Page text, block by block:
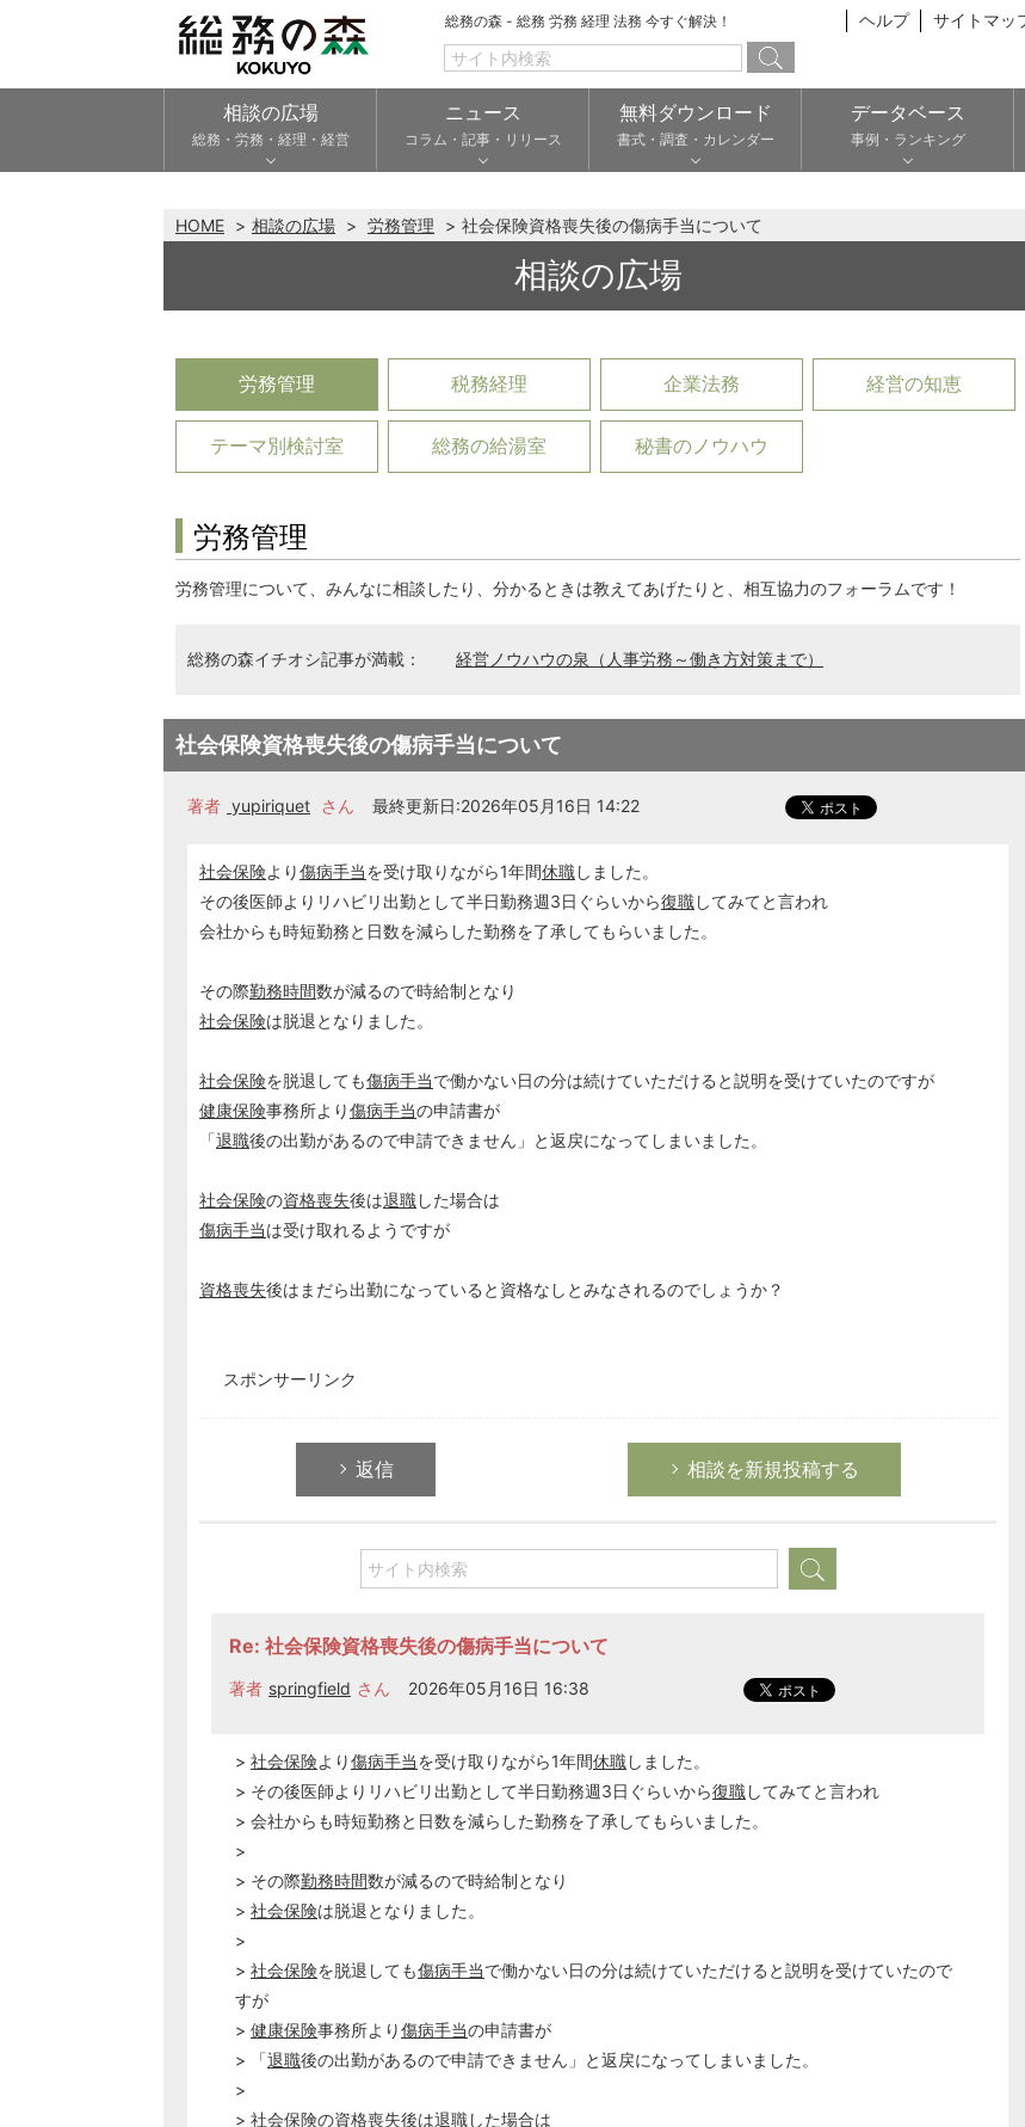
総務の森 - 総務 労務 経理 法務 今すぐ解決！ ヘルプ サイトマッ
相談の広場
総務・労務・経理・経営
ニュース
コラム・記事・リリース
無料ダウンロード
書式・調査・カレンダー
データベース
事例・ランキング
HOME 相談の広場 労務管理 社会保険資格喪失後の傷病手当について
相談の広場
労務管理 税務経理 企業法務 経営の知恵
テーマ別検討室 総務の給湯室 秘書のノウハウ
労務管理
労務管理について、みんなに相談したり、分かるときは教えてあげたりと、相互協力のフォーラムです！
総務の森イチオシ記事が満載： 経営ノウハウの泉（人事労務～働き方対策まで）
社会保険資格喪失後の傷病手当について
著者 yupiriquet さん 最終更新日:2026年05月16日 14:22
社会保険より傷病手当を受け取りながら1年間休職しました。
その後医師よりリハビリ出勤として半日勤務週3日ぐらいから復職してみてと言われ
会社からも時短勤務と日数を減らした勤務を了承してもらいました。
その際勤務時間数が減るので時給制となり
社会保険は脱退となりました。
社会保険を脱退しても傷病手当で働かない日の分は続けていただけると説明を受けていたのですが
健康保険事務所より傷病手当の申請書が
「退職後の出勤があるので申請できません」と返戻になってしまいました。
社会保険の資格喪失後は退職した場合は
傷病手当は受け取れるようですが
資格喪失後はまだら出勤になっていると資格なしとみなされるのでしょうか？
スポンサーリンク
返信 相談を新規投稿する
Re: 社会保険資格喪失後の傷病手当について
著者 springfield さん 2026年05月16日 16:38
> 社会保険より傷病手当を受け取りながら1年間休職しました。
> その後医師よりリハビリ出勤として半日勤務週3日ぐらいから復職してみてと言われ
> 会社からも時短勤務と日数を減らした勤務を了承してもらいました。
>
> その際勤務時間数が減るので時給制となり
> 社会保険は脱退となりました。
>
> 社会保険を脱退しても傷病手当で働かない日の分は続けていただけると説明を受けていたので
すが
> 健康保険事務所より傷病手当の申請書が
> 「退職後の出勤があるので申請できません」と返戻になってしまいました。
>
> 社会保険の資格喪失後は退職した場合は